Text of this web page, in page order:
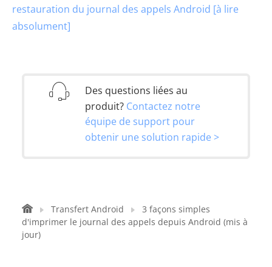
restauration du journal des appels Android [à lire
absolument]
Des questions liées au
produit? Contactez notre
équipe de support pour
obtenir une solution rapide >
Transfert Android
3 façons simples
d'imprimer le journal des appels depuis Android (mis à
jour)